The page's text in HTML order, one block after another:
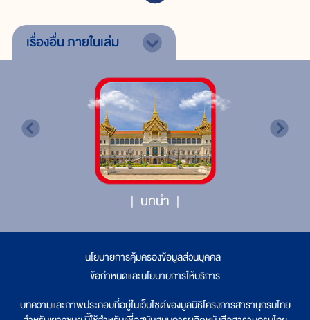
เรื่องอื่นภายในเล่ม
บทนำ
นโยบายการคุ้มครองข้อมูลส่วนบุคคล
ข้อกำหนดและนโยบายการให้บริการ
บทความและภาพประกอบที่อยู่ในเว็บไซต์ของมูลนิธิโครงการสารานุกรมไทย